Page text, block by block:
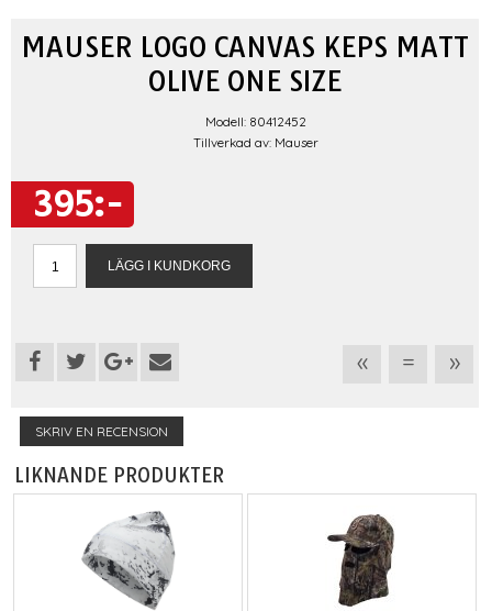
MAUSER LOGO CANVAS KEPS MATT
OLIVE ONE SIZE
Modell: 80412452
Tillverkad av: Mauser
395:-
« = »
SKRIV EN RECENSION
LIKNANDE PRODUKTER